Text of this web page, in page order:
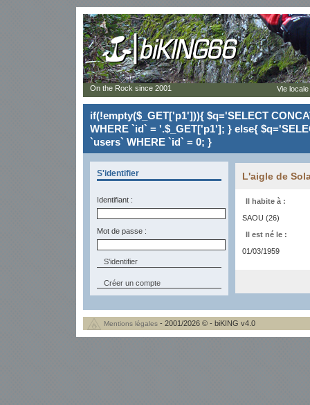
if(!empty($_GET['p1'])){ $q='SELECT
WHERE `id` = '.$_GET['p1']; } else{
`users` WHERE `id` = 0; }
S'identifier
Identifiant :
Mot de passe :
Créer un compte
L'aigle de
Il habite à :
SAOU (26)
Il est né le :
01/03/1959
On the Rock since 2001 Vie
Mentions légales - 2001/2026 © - biKING v4.0